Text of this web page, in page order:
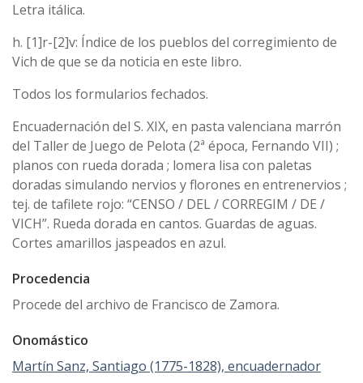
Letra itálica.
h. [1]r-[2]v: Índice de los pueblos del corregimiento de
Vich de que se da noticia en este libro.
Todos los formularios fechados.
Encuadernación del S. XIX, en pasta valenciana marrón
del Taller de Juego de Pelota (2ª época, Fernando VII) ;
planos con rueda dorada ; lomera lisa con paletas
doradas simulando nervios y florones en entrenervios ;
tej. de tafilete rojo: “CENSO / DEL / CORREGIM / DE /
VICH”. Rueda dorada en cantos. Guardas de aguas.
Cortes amarillos jaspeados en azul.
Procedencia
Procede del archivo de Francisco de Zamora.
Onomástico
Martín Sanz, Santiago (1775-1828), encuadernador